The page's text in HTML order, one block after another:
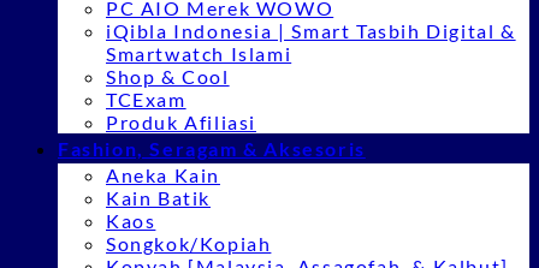
PC AIO Merek WOWO
iQibla Indonesia | Smart Tasbih Digital &
Smartwatch Islami
Shop & Cool
TCExam
Produk Afiliasi
Fashion, Seragam & Aksesoris
Aneka Kain
Kain Batik
Kaos
Songkok/Kopiah